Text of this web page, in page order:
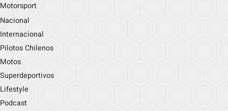
Motorsport
Nacional
Internacional
Pilotos Chilenos
Motos
Superdeportivos
Lifestyle
Podcast